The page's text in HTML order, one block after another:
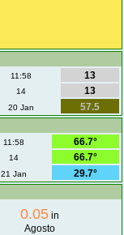
11:58
13
14
13
20 Jan
57.5
11:58
66.7°
14
66.7°
21 Jan
29.7°
0.05in
Agosto